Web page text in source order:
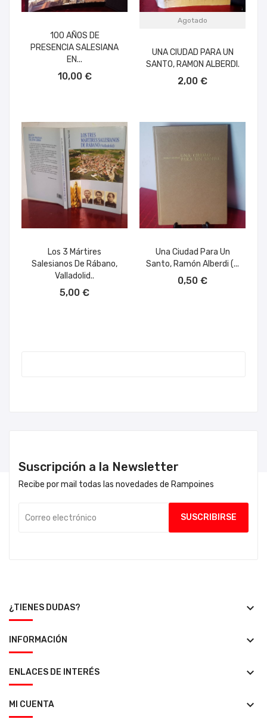
100 AÑOS DE
PRESENCIA SALESIANA
EN...
10,00 €
Agotado
UNA CIUDAD PARA UN
SANTO, RAMON ALBERDI.
2,00 €
Los 3 Mártires
Salesianos De Rábano,
Valladolid..
5,00 €
Una Ciudad Para Un
Santo, Ramón Alberdi (...
0,50 €
Suscripción a la Newsletter
Recibe por mail todas las novedades de Rampoines
¿TIENES DUDAS? keyboard_arrow_down
INFORMACIÓN keyboard_arrow_down
ENLACES DE INTERÉS keyboard_arrow_down
MI CUENTA keyboard_arrow_down